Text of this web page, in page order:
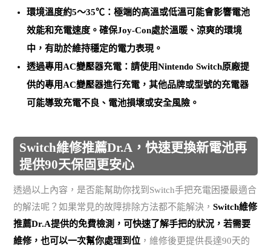
環境溫度約5～35℃：極端的高溫或低溫可能會影響電池
效能和充電速度。確保Joy-Con處於溫暖、涼爽的環境
中 ，有助於維持穩定的電力表現。
透過專用AC變壓器充電：請使用Nintendo Switch原廠提
供的專用AC變壓器進行充電 ，其他品牌或型號的充電器
可能導致充電不良、電池損壞或安全風險。
Switch維修推薦Dr.A，快速更換新電池再
提供90天保固更安心
透過以上內容，是否能幫助你找到Switch手把充電困擾最適合
的解法呢？如果常見的故障排除方法都不能解決，Switch維修
推薦Dr.A提供的免費檢測，可快速了解手把的狀況，若需要
維修，也可以一次幫你處理到位 ，維修後更提供長達90天的